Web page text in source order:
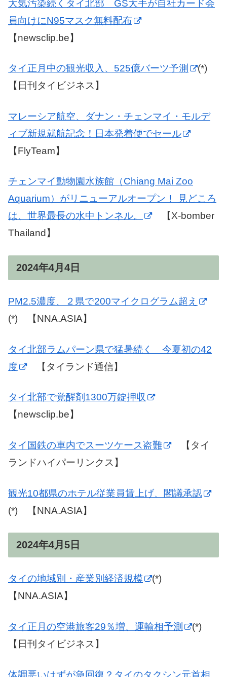
大気汚染続くタイ北部 GS大手が自社カード会
員向けにN95マスク無料配布
【newsclip.be】
タイ正月中の観光収入、525億バーツ予測
(*)
【日刊タイビジネス】
マレーシア航空、ダナン・チェンマイ・モルデ
ィブ新規就航記念！日本発着便でセール
【FlyTeam】
チェンマイ動物園水族館（Chiang Mai Zoo
Aquarium）がリニューアルオープン！ 見どころ
は、世界最長の水中トンネル。
【X-bomber
Thailand】
2024年4月4日
PM2.5濃度、２県で200マイクログラム超え
(*) 【NNA.ASIA】
タイ北部ラムパーン県で猛暑続く 今夏初の42
度
【タイランド通信】
タイ北部で覚醒剤1300万錠押収
【newsclip.be】
タイ国鉄の車内でスーツケース盗難
【タイ
ランドハイパーリンクス】
観光10都県のホテル従業員賃上げ、閣議承認
(*) 【NNA.ASIA】
2024年4月5日
タイの地域別・産業別経済規模
(*)
【NNA.ASIA】
タイ正月の空港旅客29％増、運輸相予測
(*)
【日刊タイビジネス】
体調悪いはずが急回復？タイのタクシン元首相